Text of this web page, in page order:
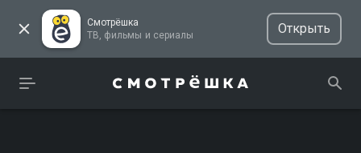
Смотрёшка
ТВ, фильмы и сериалы
Открыть